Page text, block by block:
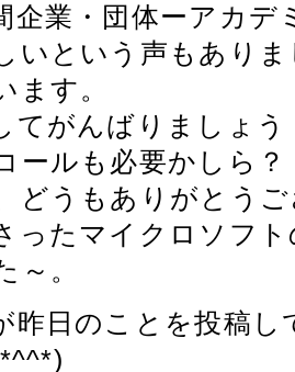
企業・団体ーアカ
いという声もあり
ます。
てがんばりましょ
ールも必要かしら？
どうもありがとう
ったマイクロソフ
～。
昨日のことを投稿